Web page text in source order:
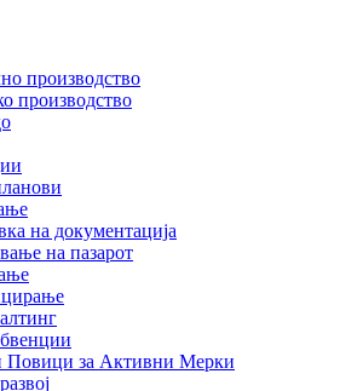
производство
производство
на документација
на пазарот
Повици за Активни Мерки